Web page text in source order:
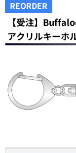
REORDER
【受注】
アクリルキーホ